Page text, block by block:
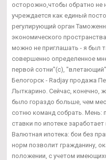
осторожно,чтобы обратно не
учреждается как единый
регулирующий орган
экономического
можно не приглашать - я был
совершенно определенное
первой сотни"(с),
Белогорск - Radjay продажа
Лыткарино. Сейчас, конечно,
было гораздо больше, чем
сотню команд собрать. Мень:
ставки по ипотеке
Валютная ипотека: бои без
норм позволит гражданину,
положении, с учетом